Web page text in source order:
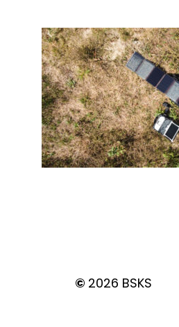
© 2026 BSKS